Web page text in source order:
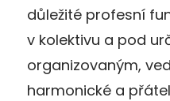
důležité profesní
v kolektivu a pod
organizovaným,
harmonické a